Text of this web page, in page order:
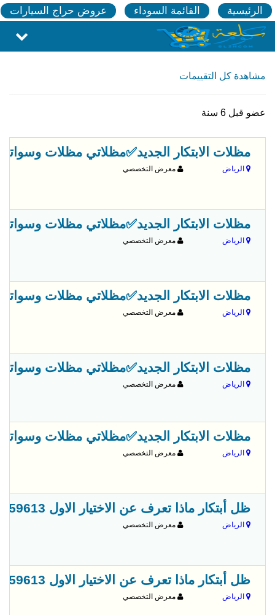
الرئيسية القائمة السوداء عروض حراج السيارات
مشاهدة كل التقييمات
عضو قبل 6 سنة
مظلات الابتكار الجديد✅مظلاتي مظلات وسواترالاختيارالاول 0500559613,مظلات
الرياض معرض التخصصي
مظلات الابتكار الجديد✅مظلاتي مظلات وسواترالاختيارالاول 0500559613,مظلات
الرياض معرض التخصصي
مظلات الابتكار الجديد✅مظلاتي مظلات وسواترالاختيارالاول 0500559613,مظلات
الرياض معرض التخصصي
مظلات الابتكار الجديد✅مظلاتي مظلات وسواترالاختيارالاول 0500559613,مظلات
الرياض معرض التخصصي
مظلات الابتكار الجديد✅مظلاتي مظلات وسواترالاختيارالاول 0500559613,مظلات
الرياض معرض التخصصي
ظل أبتكار ماذا تعرف عن الاختيار الاول 0500559613 ✅-ابتكارمعرض مظلات وسواتر شركة الاختيار الاول
الرياض معرض التخصصي
ظل أبتكار ماذا تعرف عن الاختيار الاول 0500559613 ✅-ابتكارمعرض مظلات وسواتر شركة الاختيار الاول
الرياض معرض التخصصي